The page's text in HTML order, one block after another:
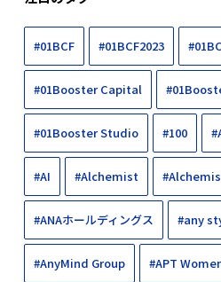
#01BCF #01BCF2023
#01Booster Capital
#01Booster Studio #100
#AI #Alchemist
#ANAホールディングス #any
#AnyMind Group #APT